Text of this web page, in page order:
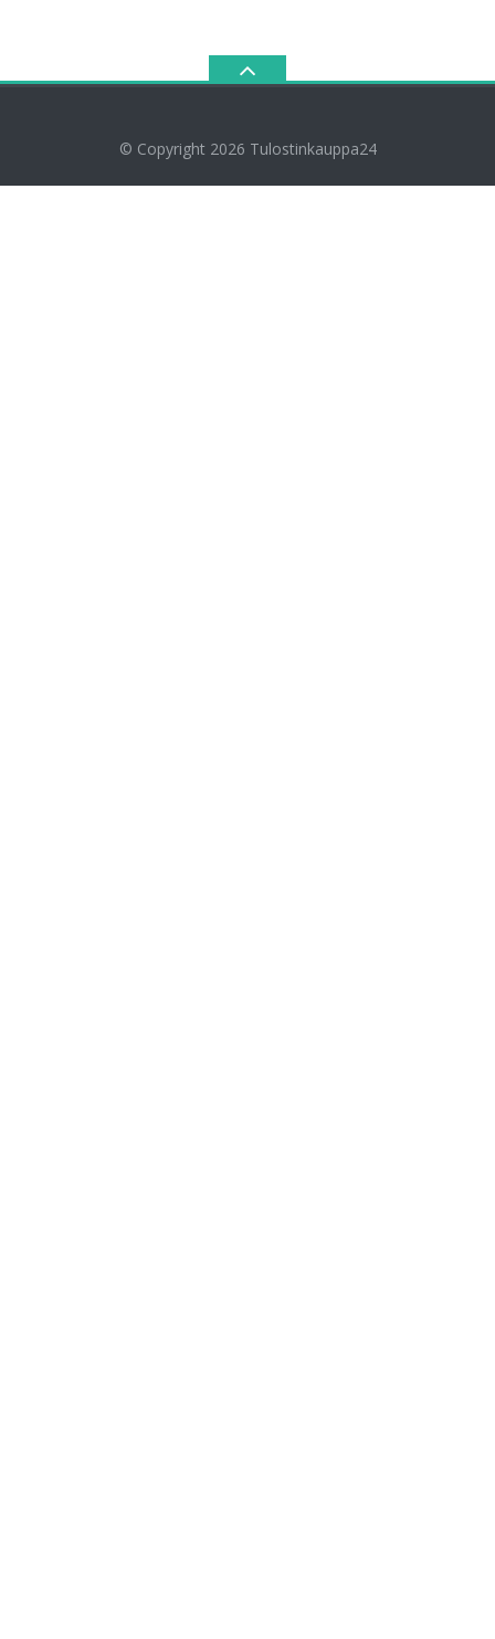
© Copyright 2026 Tulostinkauppa24